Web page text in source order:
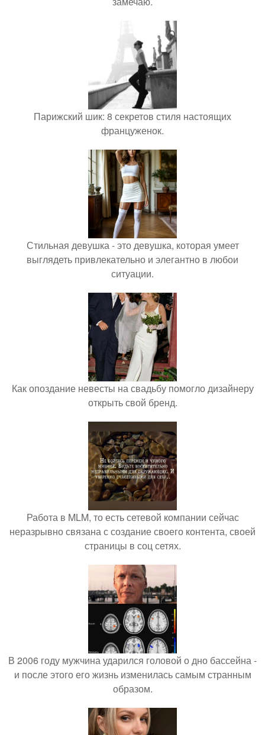
Парижский шик: 8 секретов стиля настоящих
француженок.
Стильная девушка - это девушка, которая умеет
выглядеть привлекательно и элегантно в любои
ситуации.
Как опоздание невесты на свадьбу помогло дизайнеру
открыть свой бренд.
Работа в MLM, то есть сетевой компании сейчас
неразрывно связана с создание своего контента, своей
страницы в соц сетях.
В 2006 году мужчина ударился головой о дно бассейна -
и после этого его жизнь изменилась самым странным
образом.